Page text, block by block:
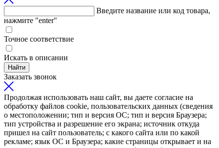
Введите название или код товара,
нажмите "enter"
Точное соответствие
Искать в описании
Найти
Заказать звонок
Продолжая использовать наш сайт, вы даете согласие на
обработку файлов cookie, пользовательских данных (сведения
о местоположении; тип и версия ОС; тип и версия Браузера;
тип устройства и разрешение его экрана; источник откуда
пришел на сайт пользователь; с какого сайта или по какой
рекламе; язык ОС и Браузера; какие страницы открывает и на